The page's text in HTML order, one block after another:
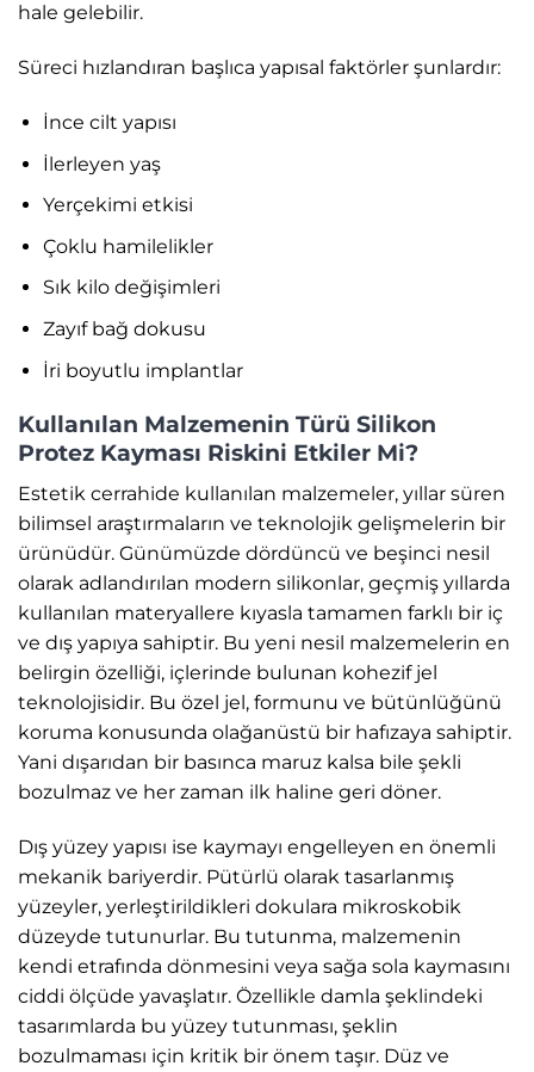
hale gelebilir.
Süreci hızlandıran başlıca yapısal faktörler şunlardır:
İnce cilt yapısı
İlerleyen yaş
Yerçekimi etkisi
Çoklu hamilelikler
Sık kilo değişimleri
Zayıf bağ dokusu
İri boyutlu implantlar
Kullanılan Malzemenin Türü Silikon
Protez Kayması Riskini Etkiler Mi?
Estetik cerrahide kullanılan malzemeler, yıllar süren
bilimsel araştırmaların ve teknolojik gelişmelerin bir
ürünüdür. Günümüzde dördüncü ve beşinci nesil
olarak adlandırılan modern silikonlar, geçmiş yıllarda
kullanılan materyallere kıyasla tamamen farklı bir iç
ve dış yapıya sahiptir. Bu yeni nesil malzemelerin en
belirgin özelliği, içlerinde bulunan kohezif jel
teknolojisidir. Bu özel jel, formunu ve bütünlüğünü
koruma konusunda olağanüstü bir hafızaya sahiptir.
Yani dışarıdan bir basınca maruz kalsa bile şekli
bozulmaz ve her zaman ilk haline geri döner.
Dış yüzey yapısı ise kaymayı engelleyen en önemli
mekanik bariyerdir. Pütürlü olarak tasarlanmış
yüzeyler, yerleştirildikleri dokulara mikroskobik
düzeyde tutunurlar. Bu tutunma, malzemenin
kendi etrafında dönmesini veya sağa sola kaymasını
ciddi ölçüde yavaşlatır. Özellikle damla şeklindeki
tasarımlarda bu yüzey tutunması, şeklin
bozulmaması için kritik bir önem taşır. Düz ve